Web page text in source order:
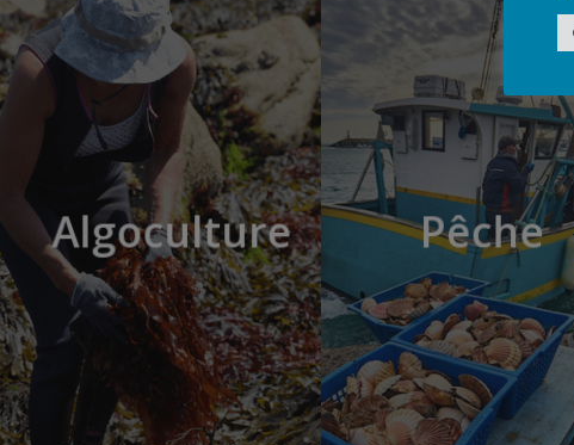
Algoculture Pêche